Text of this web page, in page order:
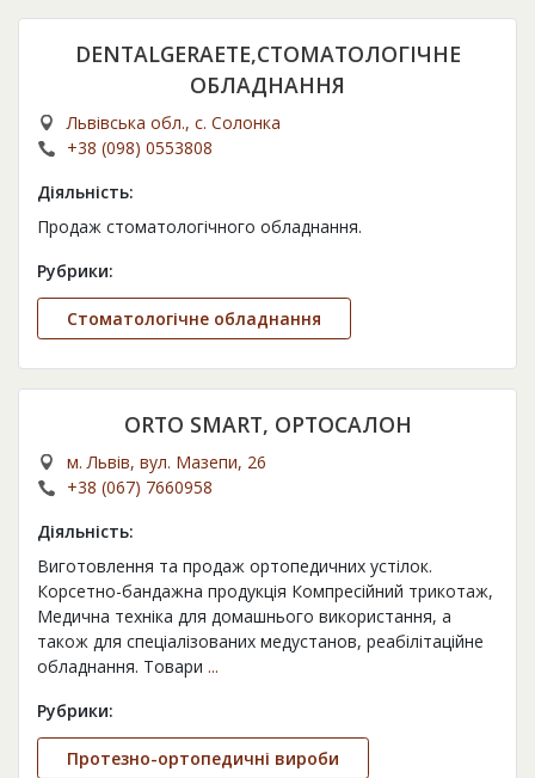
DENTALGERAETE,СТОМАТОЛОГІЧНЕ
ОБЛАДНАННЯ
Львівська обл., с. Солонка
+38 (098) 0553808
Діяльність:
Продаж стоматологічного обладнання.
Рубрики:
Стоматологічне обладнання
ORTO SMART, ОРТОСАЛОН
м. Львів, вул. Мазепи, 26
+38 (067) 7660958
Діяльність:
Виготовлення та продаж ортопедичних устілок.
Корсетно-бандажна продукція Компресійний трикотаж,
Медична техніка для домашнього використання, а
також для спеціалізованих медустанов, реабілітаційне
обладнання. Товари ...
Рубрики:
Протезно-ортопедичні вироби